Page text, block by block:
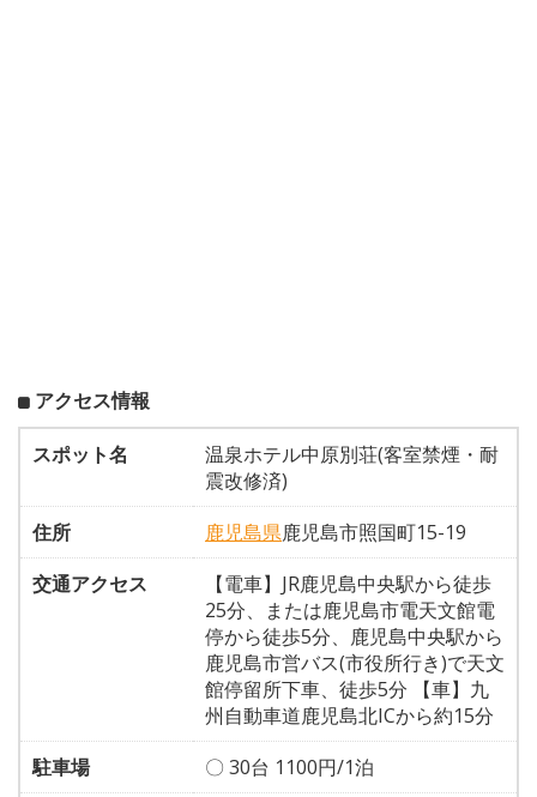
アクセス情報
スポット名
温泉ホテル中原別荘(客室禁煙・耐
震改修済)
住所
鹿児島県鹿児島市照国町15-19
交通アクセス
【電車】JR鹿児島中央駅から徒歩
25分、または鹿児島市電天文館電
停から徒歩5分、鹿児島中央駅から
鹿児島市営バス(市役所行き)で天文
館停留所下車、徒歩5分 【車】九
州自動車道鹿児島北ICから約15分
駐車場
〇 30台 1100円/1泊